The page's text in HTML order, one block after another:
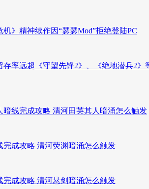
》精神续作因“瑟瑟Mod”拒绝登陆PC
存率远超《守望先锋2》、《绝地潜兵2》
暗线完成攻略 清河田英其人暗涌怎么触发
完成攻略 清河荧渊暗涌怎么触发
完成攻略 清河悬剑暗涌怎么触发